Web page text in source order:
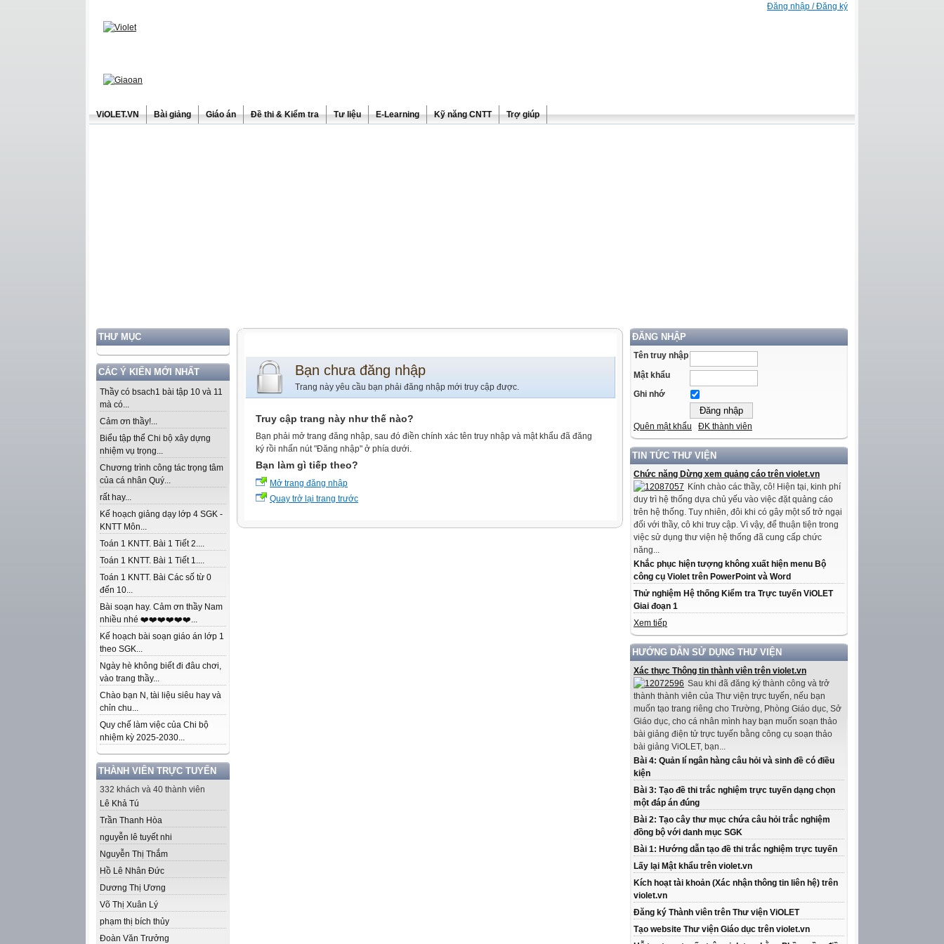
Đăng nhập / Đăng ký
ViOLET.VN Bài giảng Giáo án Đề thi & Kiểm tra Tư liệu E-Learning Kỹ năng CNTT Trợ giúp
THƯ MỤC
CÁC Ý KIẾN MỚI NHẤT
Thầy có bsach1 bài tập 10 và 11
mà có...
Cảm ơn thầy!...
Biểu tập thể Chi bộ xây dựng
nhiệm vụ trọng...
Chương trình công tác trọng tâm
của cá nhân Quý...
rất hay...
Kế hoạch giảng dạy lớp 4 SGK -
KNTT Môn...
Toán 1 KNTT. Bài 1 Tiết 2....
Toán 1 KNTT. Bài 1 Tiết 1....
Toán 1 KNTT. Bài Các số từ 0
đến 10...
Bài soạn hay. Cảm ơn thầy Nam
nhiều nhé ❤️❤️❤️❤️❤️❤️...
Kế hoạch bài soạn giáo án lớp 1
theo SGK...
Ngày hè không biết đi đâu chơi,
vào trang thầy...
Chào bạn N, tài liệu siêu hay và
chỉn chu...
Quy chế làm việc của Chi bộ
nhiệm kỳ 2025-2030...
THÀNH VIÊN TRỰC TUYẾN
332 khách và 40 thành viên
Lê Khả Tú
Trần Thanh Hòa
nguyễn lê tuyết nhi
Nguyễn Thị Thắm
Hồ Lê Nhân Đức
Dương Thị Ương
Võ Thị Xuân Lý
phạm thị bích thủy
Đoàn Văn Trưởng
ĐĂNG NHẬP
Tên truy nhập
Mật khẩu
Ghi nhớ
Quên mật khẩu ĐK thành viên
TIN TỨC THƯ VIỆN
Chức năng Dừng xem quảng cáo trên violet.vn
Kính chào các thầy, cô! Hiện tại, kinh phí
duy trì hệ thống dựa chủ yếu vào việc đặt quảng cáo
trên hệ thống. Tuy nhiên, đôi khi có gây một số trở ngại
đối với thầy, cô khi truy cập. Vì vậy, để thuận tiện trong
việc sử dụng thư viện hệ thống đã cung cấp chức
năng...
Khắc phục hiện tượng không xuất hiện menu Bộ
công cụ Violet trên PowerPoint và Word
Thử nghiệm Hệ thống Kiểm tra Trực tuyến ViOLET
Giai đoạn 1
Xem tiếp
HƯỚNG DẪN SỬ DỤNG THƯ VIỆN
Xác thực Thông tin thành viên trên violet.vn
Sau khi đã đăng ký thành công và trở
thành thành viên của Thư viện trực tuyến, nếu bạn
muốn tạo trang riêng cho Trường, Phòng Giáo dục, Sở
Giáo dục, cho cá nhân mình hay bạn muốn soạn thảo
bài giảng điện tử trực tuyến bằng công cụ soạn thảo
bài giảng ViOLET, bạn...
Bài 4: Quản lí ngân hàng câu hỏi và sinh đề có điều
kiện
Bài 3: Tạo đề thi trắc nghiệm trực tuyến dạng chọn
một đáp án đúng
Bài 2: Tạo cây thư mục chứa câu hỏi trắc nghiệm
đồng bộ với danh mục SGK
Bài 1: Hướng dẫn tạo đề thi trắc nghiệm trực tuyến
Lấy lại Mật khẩu trên violet.vn
Kích hoạt tài khoản (Xác nhận thông tin liên hệ) trên
violet.vn
Đăng ký Thành viên trên Thư viện ViOLET
Tạo website Thư viện Giáo dục trên violet.vn
Bạn chưa đăng nhập
Trang này yêu cầu bạn phải đăng nhập mới truy cập được.
Truy cập trang này như thế nào?
Bạn phải mở trang đăng nhập, sau đó điền chính xác tên truy nhập và mật khẩu đã đăng
ký rồi nhấn nút "Đăng nhập" ở phía dưới.
Bạn làm gì tiếp theo?
Mở trang đăng nhập
Quay trở lại trang trước